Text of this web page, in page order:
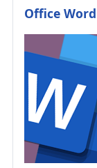
Details
Office Word